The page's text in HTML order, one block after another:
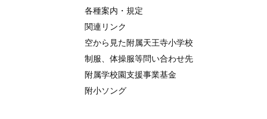
各種案内・規定
関連リンク
空から見た附属天王寺小学校
制服、体操服等問い合わせ先
附属学校園支援事業基金
附小ソング